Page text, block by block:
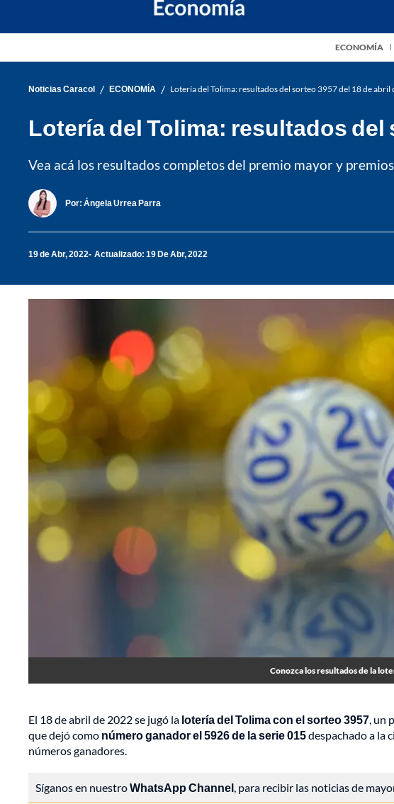
ECONOMÍA
Noticias Caracol / ECONOMÍA / Lotería del Tolima: resultados del sorteo 3957 del 18 de abril
Lotería del Tolima: resultados del
Vea acá los resultados completos del premio mayor y
Por: Ángela Urrea Parra
19 de Abr, 2022 Actualizado: 19 De Abr, 2022
Conozca los resultados de la
El 18 de abril de 2022 se jugó la lotería del Tolima con el sorteo 3957, un
que dejó como número ganador el 5926 de la serie 015despachado a la
números ganadores.
Síganos en nuestroWhatsApp Channel, para recibir las noticias de